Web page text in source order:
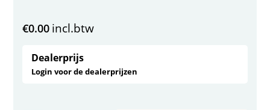
€0.00 incl.btw
Dealerprijs
Login voor de dealerprijzen